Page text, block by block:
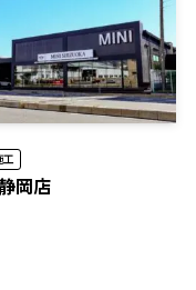
岡店